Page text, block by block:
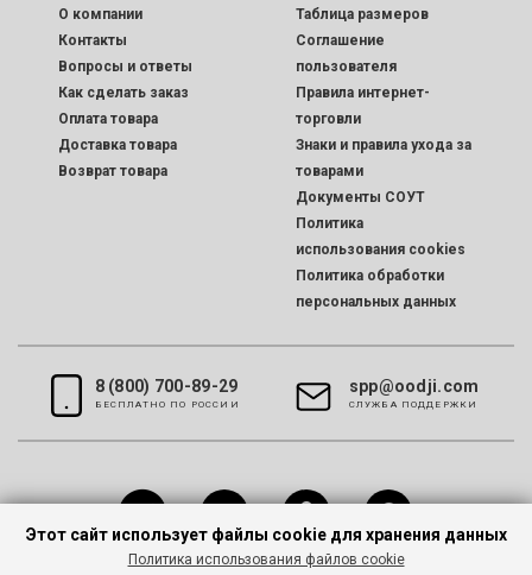
O компании
Контакты
Вопросы и ответы
Как сделать заказ
Оплата товара
Доставка товара
Возврат товара
Таблица размеров
Соглашение
пользователя
Правила интернет-
торговли
Знаки и правила ухода за
товарами
Документы СОУТ
Политика
использования cookies
Политика обработки
персональных данных
8 (800) 700-89-29
БЕСПЛАТНО ПО РОССИИ
spp@oodji.com
CЛУЖБА ПОДДЕРЖКИ
Этот сайт использует файлы cookie для хранения данных
Политика использования файлов cookie